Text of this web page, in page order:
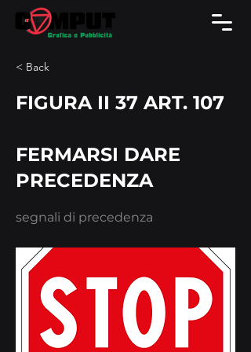
< Back
FIGURA II 37 ART. 107
FERMARSI DARE
PRECEDENZA
segnali di precedenza